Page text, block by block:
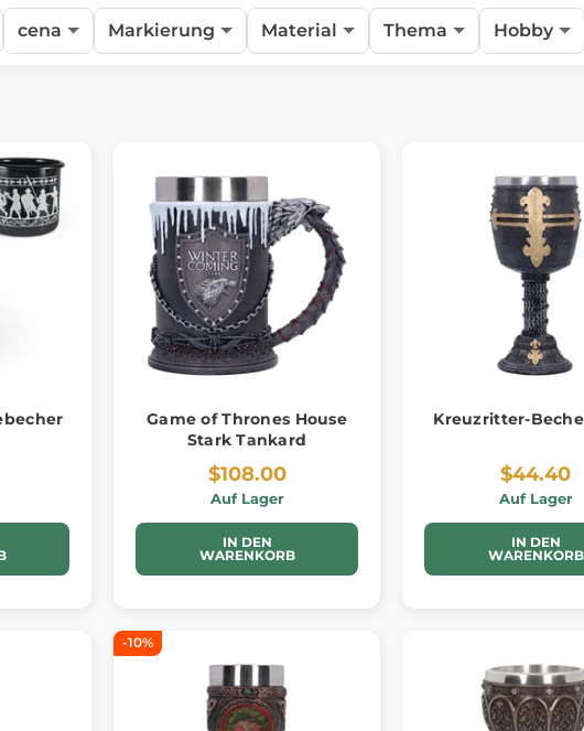
cena Markierung Material Thema Hobby
Game of Thrones House
Stark Tankard
$108.00
Auf Lager
IN DEN
WARENKORB
Kreuzritter-
$44.40
Auf Lager
IN DEN
WARENKORB
-10%